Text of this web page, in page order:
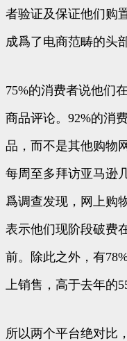
者验证及保证他们购
成爲了电商范畴的头
75%的消费者说他们
商品评论。92%的消
品，而不是其他购物
每周至多拜访亚马逊
爲调查发现，网上购
表示他们现阶段破费
前。除此之外，有
上销售，高于去年的
所以两个平台绝对比